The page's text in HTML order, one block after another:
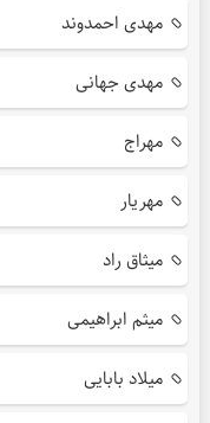
مهدی احمدوند
مهدی جهانی
مهراج
مهریار
میثاق راد
میثم ابراهیمی
میلاد بابایی